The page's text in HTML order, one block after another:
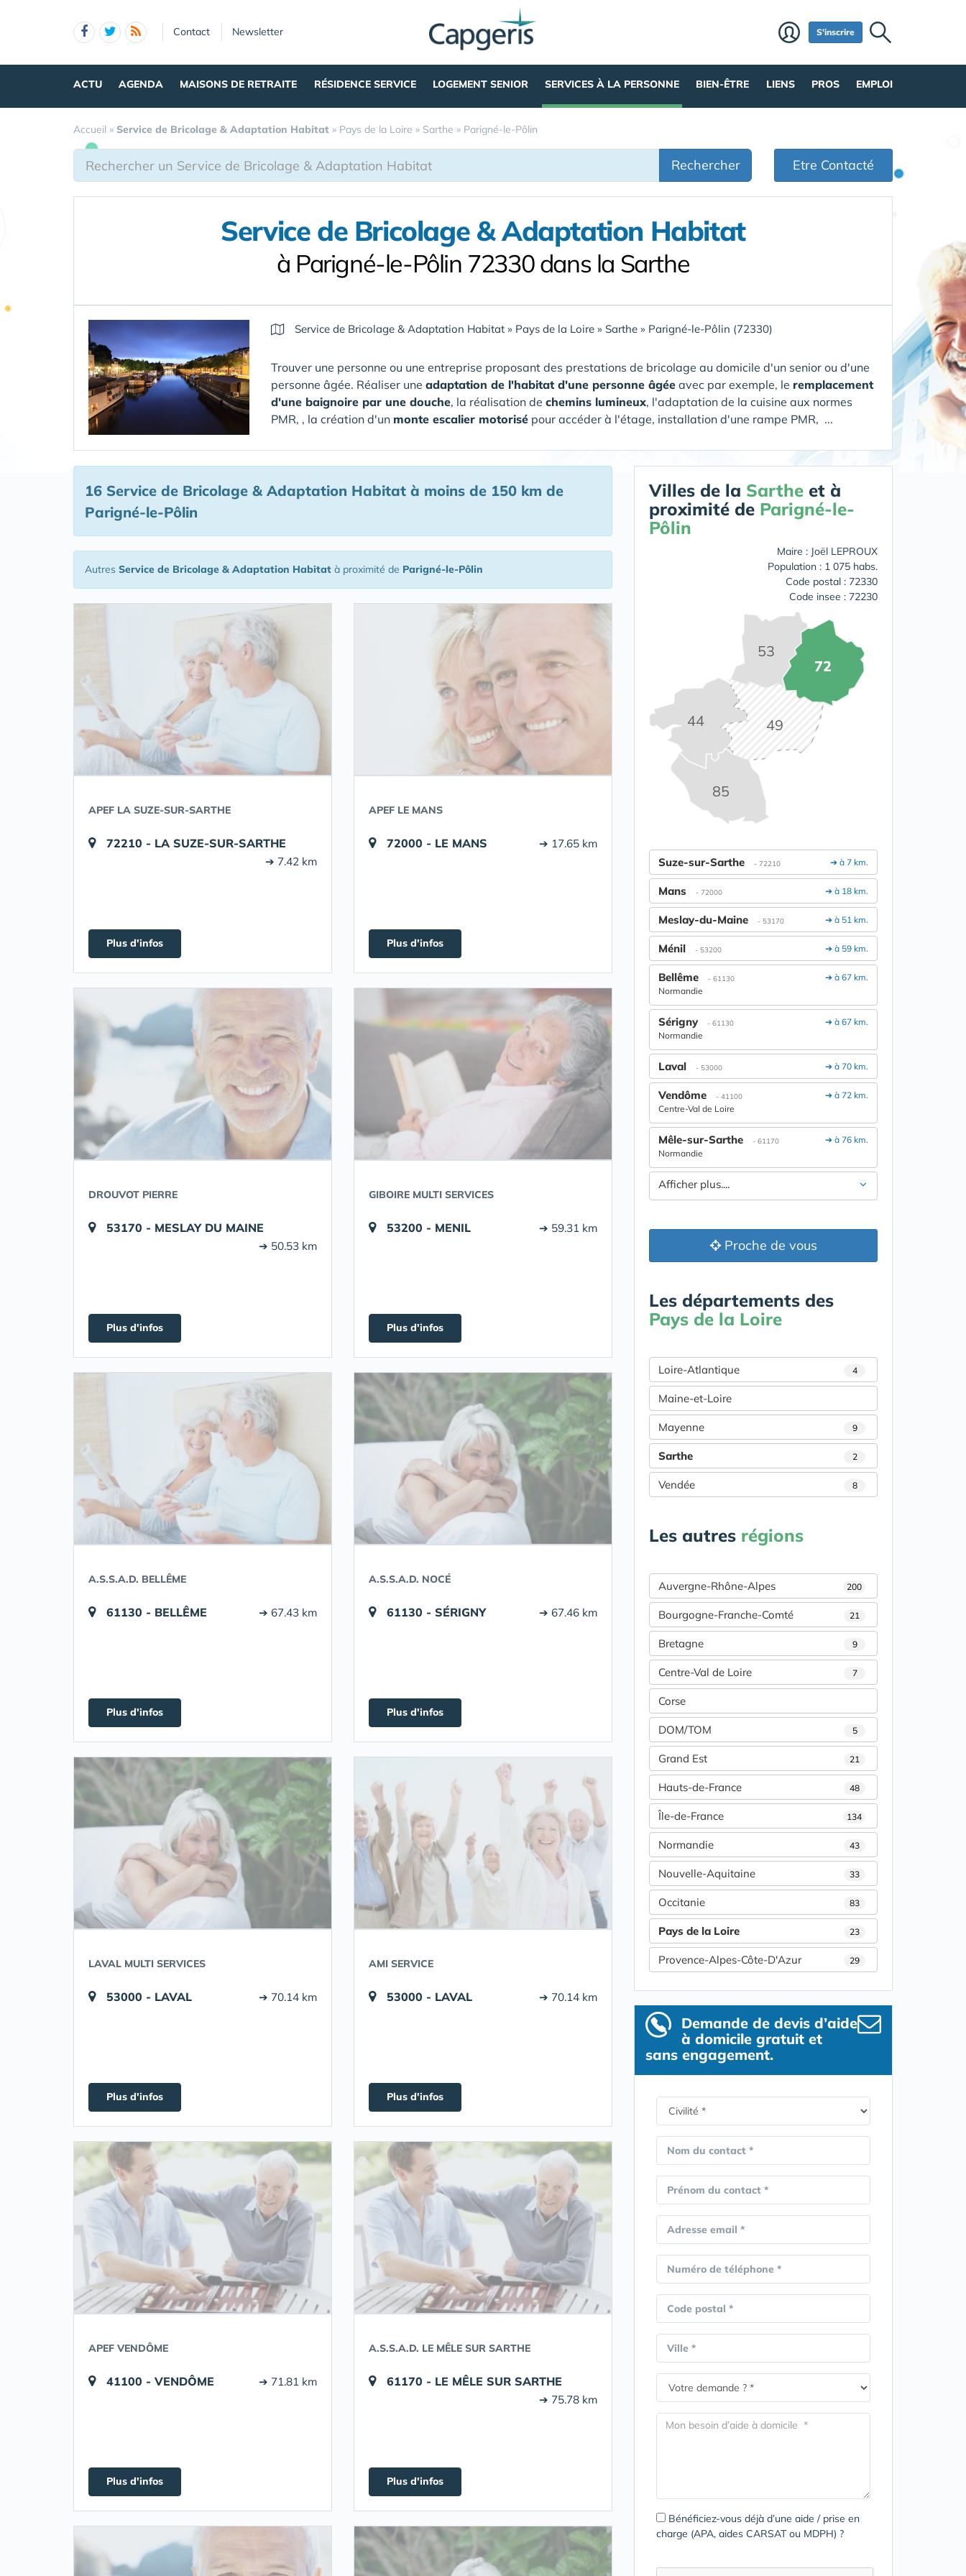
Contact Newsletter S'inscrire
ACTU AGENDA MAISONS DE RETRAITE RÉSIDENCE SERVICE LOGEMENT SENIOR SERVICES À LA PERSONNE BIEN-ÊTRE LIENS PROS EMPLOI
Accueil » Service de Bricolage & Adaptation Habitat » Pays de la Loire » Sarthe » Parigné-le-Pôlin
Rechercher Etre Contacté
Service de Bricolage & Adaptation Habitat
à Parigné-le-Pôlin 72330 dans la Sarthe
Service de Bricolage & Adaptation Habitat » Pays de la Loire » Sarthe » Parigné-le-Pôlin (72330)
Trouver une personne ou une entreprise proposant des prestations de bricolage au domicile d'un senior ou d'une
personne âgée. Réaliser une adaptation de l'habitat d'une personne âgée avec par exemple, le remplacement
d'une baignoire par une douche, la réalisation de chemins lumineux, l'adaptation de la cuisine aux normes
PMR, , la création d'un monte escalier motorisé pour accéder à l'étage, installation d'une rampe PMR, ...
16 Service de Bricolage & Adaptation Habitat à moins de 150 km de
Parigné-le-Pôlin
Autres Service de Bricolage & Adaptation Habitat à proximité de Parigné-le-Pôlin
APEF LA SUZE-SUR-SARTHE
72210 - LA SUZE-SUR-SARTHE
➔ 7.42 km
Plus d'infos
APEF LE MANS
72000 - LE MANS ➔ 17.65 km
Plus d'infos
DROUVOT PIERRE
53170 - MESLAY DU MAINE
➔ 50.53 km
Plus d'infos
GIBOIRE MULTI SERVICES
53200 - MENIL ➔ 59.31 km
Plus d'infos
A.S.S.A.D. BELLÊME
61130 - BELLÊME ➔ 67.43 km
Plus d'infos
A.S.S.A.D. NOCÉ
61130 - SÉRIGNY ➔ 67.46 km
Plus d'infos
LAVAL MULTI SERVICES
53000 - LAVAL ➔ 70.14 km
Plus d'infos
AMI SERVICE
53000 - LAVAL ➔ 70.14 km
Plus d'infos
APEF VENDÔME
41100 - VENDÔME ➔ 71.81 km
Plus d'infos
A.S.S.A.D. LE MÊLE SUR SARTHE
61170 - LE MÊLE SUR SARTHE
➔ 75.78 km
Plus d'infos
Villes de la Sarthe et à
proximité de Parigné-le-
Pôlin
Maire : Joël LEPROUX
Population : 1 075 habs.
Code postal : 72330
Code insee : 72230
44 49
53
72
85
➔ à 7 km.
Suze-sur-Sarthe - 72210
➔ à 18 km.
Mans - 72000
➔ à 51 km.
Meslay-du-Maine - 53170
➔ à 59 km.
Ménil - 53200
➔ à 67 km.
Bellême - 61130
Normandie
➔ à 67 km.
Sérigny - 61130
Normandie
➔ à 70 km.
Laval - 53000
➔ à 72 km.
Vendôme - 41100
Centre-Val de Loire
➔ à 76 km.
Mêle-sur-Sarthe - 61170
Normandie
Afficher plus....
Proche de vous
Les départements des
Pays de la Loire
Loire-Atlantique 4
Maine-et-Loire
Mayenne 9
Sarthe 2
Vendée 8
Les autres régions
Auvergne-Rhône-Alpes 200
Bourgogne-Franche-Comté 21
Bretagne 9
Centre-Val de Loire 7
Corse
DOM/TOM 5
Grand Est 21
Hauts-de-France 48
Île-de-France 134
Normandie 43
Nouvelle-Aquitaine 33
Occitanie 83
Pays de la Loire 23
Provence-Alpes-Côte-D'Azur 29
Demande de devis d’aide
à domicile gratuit et
sans engagement.
Nom du contact *
Prénom du contact *
Adresse email *
Numéro de téléphone *
Code postal *
Ville *
Bénéficiez-vous déjà d’une aide / prise en
charge (APA, aides CARSAT ou MDPH) ?